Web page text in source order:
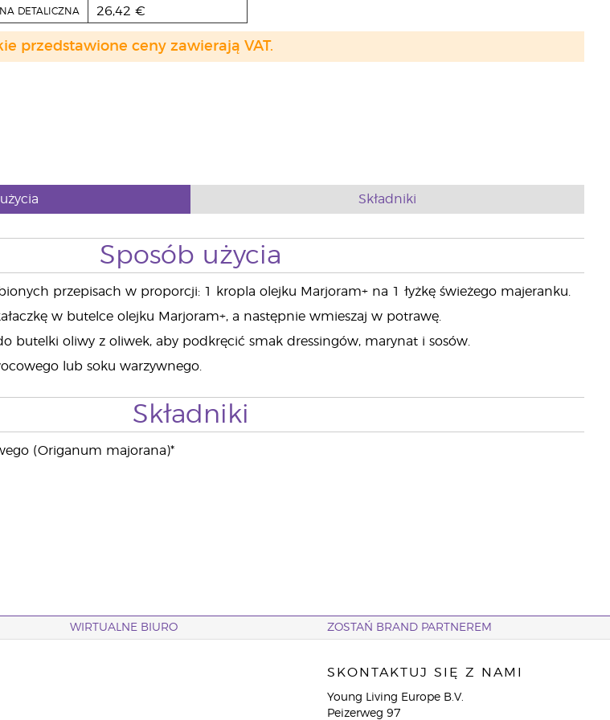
DETALICZNA 26,42 €
przedstawione ceny zawierają VAT.
Składniki
Sposób użycia
przepisach w proporcji: 1 kropla olejku Marjoram+ na 1 łyżkę świeżego majeranku.
w butelce olejku Marjoram+, a następnie wmieszaj w potrawę.
butelki oliwy z oliwek, aby podkręcić smak dressingów, marynat i sosów.
lub soku warzywnego.
Składniki
(Origanum majorana)*
WIRTUALNE BIURO ZOSTAŃ BRAND PARTNEREM
SKONTAKTUJ SIĘ Z NAMI
Young Living Europe B.V.
Peizerweg 97